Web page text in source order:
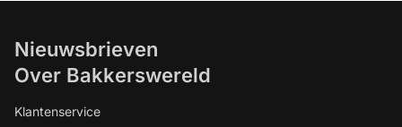
Nieuwsbrieven
Over Bakkerswereld
Klantenservice